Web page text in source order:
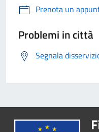
Prenota un
Problemi in città
Segnala